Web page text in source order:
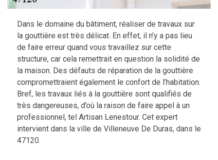
Dans le domaine du bâtiment, réaliser de travaux sur
la gouttière est très délicat. En effet, il n’y a pas lieu
de faire erreur quand vous travaillez sur cette
structure, car cela remettrait en question la solidité de
la maison. Des défauts de réparation de la gouttière
compromettraient également le confort de l’habitation.
Bref, les travaux liés à la gouttière sont qualifiés de
très dangereuses, d’où la raison de faire appel à un
professionnel, tel Artisan Lenestour. Cet expert
intervient dans la ville de Villeneuve De Duras, dans le
47120.